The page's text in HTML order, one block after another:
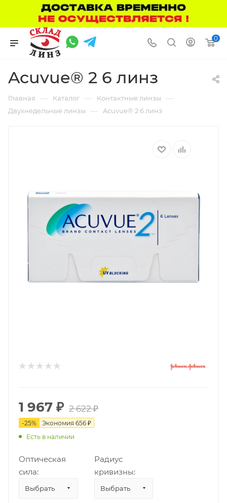
0
Acuvue® 2 6 линз
Главная — Каталог — Контактные линзы —
Двухнедельные линзы — Acuvue® 2 6 линз
1 967 ₽ 2 622₽
-25% Экономия 656 ₽
Есть в наличии
Оптическая
сила:
Выбрать
Радиус
кривизны:
Выбрать